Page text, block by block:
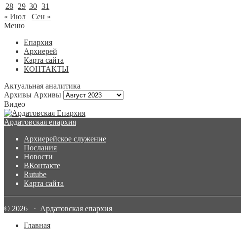
28 29 30 31
« Июл
Сен »
Меню
Епархия
Архиерей
Карта сайта
КОНТАКТЫ
Актуальная аналитика
Архивы Архивы
Видео
Ардатовская епархия
Архиерейское служение
Послания
Новости
ВКонтакте
Rutube
Карта сайта
© 2026 · Ардатовская епархия
Главная